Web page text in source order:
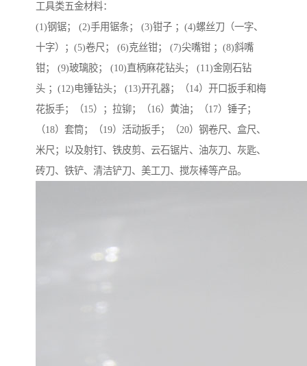
工具类五金材料：
(1)钢锯； (2)手用锯条； (3)钳子 ；(4)螺丝刀（一字、
十字）；(5)卷尺； (6)克丝钳； (7)尖嘴钳 ；(8)斜嘴
钳； (9)玻璃胶； (10)直柄麻花钻头； (11)金刚石钻
头 ；(12)电锤钻头； (13)开孔器；（14）开口扳手和梅
花扳手；（15）；拉铆；（16）黄油；（17）锤子；
（18）套筒；（19）活动扳手；（20）钢卷尺、盒尺、
米尺；以及射钉、铁皮剪、云石锯片、油灰刀、灰匙、
砖刀、铁铲、清洁铲刀、美工刀、搅灰棒等产品。